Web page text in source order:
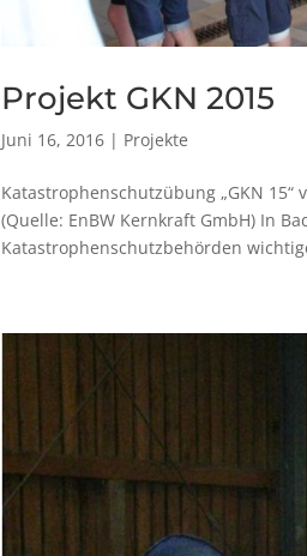
Projekt GKN 2015
Juni 16, 2016 | Projekte
Katastrophenschutzübung „GKN
(Quelle: EnBW Kernkraft GmbH) In
Katastrophenschutzbehörden